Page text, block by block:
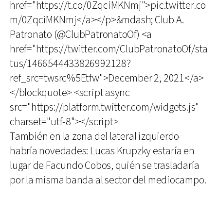
href="https://t.co/0ZqciMKNmj">pic.twitter.co
m/0ZqciMKNmj</a></p>&mdash; Club A.
Patronato (@ClubPatronatoOf) <a
href="https://twitter.com/ClubPatronatoOf/sta
tus/1466544433826992128?
ref_src=twsrc%5Etfw">December 2, 2021</a>
</blockquote> <script async
src="https://platform.twitter.com/widgets.js"
charset="utf-8"></script>
También en la zona del lateral izquierdo
habría novedades: Lucas Krupzky estaría en
lugar de Facundo Cobos, quién se trasladaría
por la misma banda al sector del mediocampo.